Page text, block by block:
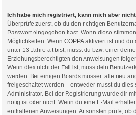
Ich habe mich registriert, kann mich aber
Überprüfe zuerst, ob du den richtigen
Passwort eingegeben hast. Wenn diese
Möglichkeiten. Wenn COPPA aktiviert ist und du
unter 13 Jahre alt bist, musst du bzw. einer
Erziehungsberechtigten den Anweisungen
Wenn dies nicht der Fall ist, muss dein
werden. Bei einigen Boards müssen alle neu
freigeschaltet werden – entweder musst du dies
Administrator. Bei der Registrierung wurde dir
nötig ist oder nicht. Wenn du eine E-Mail
enthaltenen Anweisungen. Ansonsten prüfe, ob